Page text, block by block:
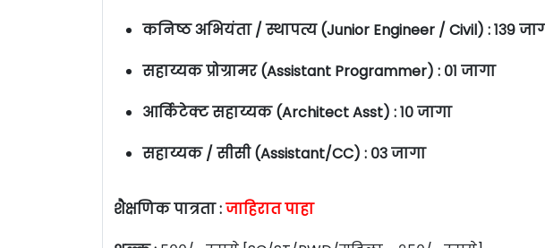
कनिष्ठ अभियंता / स्थापत्य (Junior Engineer / Civil) : १३९
सहाय्यक प्रोग्रामर (Assistant Programmer) : ०१ जागा
आर्किटेक्ट सहाय्यक (Architect Asst) : १० जागा
सहाय्यक / सीसी (Assistant/CC) : ०३ जागा
शैक्षणिक पात्रता :जाहिरात पाहा